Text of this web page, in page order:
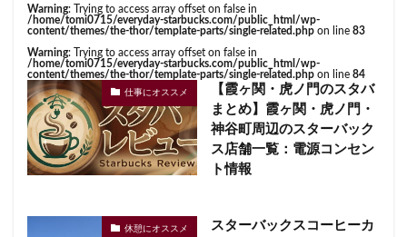
Warning: Trying to access array offset on false in
/home/tomi0715/everyday-starbucks.com/public_html/wp-
content/themes/the-thor/template-parts/single-related.php on line 83
Warning: Trying to access array offset on false in
/home/tomi0715/everyday-starbucks.com/public_html/wp-
content/themes/the-thor/template-parts/single-related.php on line 84
仕事にオススメ
【霞ヶ関・虎ノ門のスタバ
まとめ】霞ヶ関・虎ノ門・
神谷町周辺のスターバック
ス店舗一覧：電源コンセン
ト情報
休憩にオススメ
スターバックスコーヒーカ